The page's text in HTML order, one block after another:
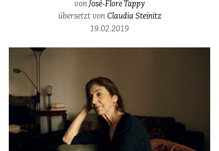
von José-Flore Tappy
übersetzt von Claudia Steinitz
19.02.2019